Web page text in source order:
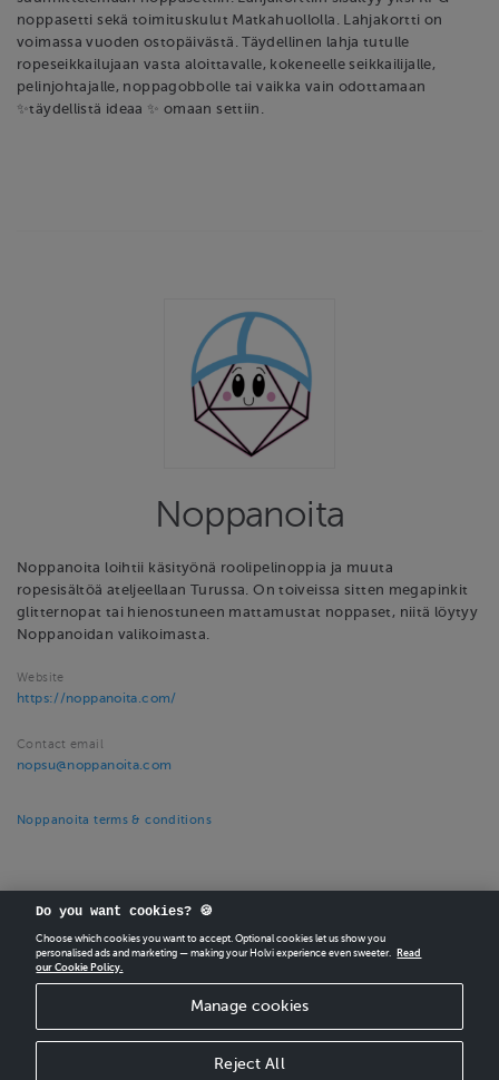
noppasetti sekä toimituskulut Matkahuollolla. Lahjakortti on
voimassa vuoden ostopäivästä. Täydellinen lahja tutulle
ropeseikkailujaan vasta aloittavalle, kokeneelle seikkailijalle,
pelinjohtajalle, noppagobbolle tai vaikka vain odottamaan
✨täydellistä ideaa ✨ omaan settiin.
Noppanoita
Noppanoita loihtii käsityönä roolipelinoppia ja muuta
ropesisältöä ateljeellaan Turussa. On toiveissa sitten megapinkit
glitternopat tai hienostuneen mattamustat noppaset, niitä löytyy
Noppanoidan valikoimasta.
Website
https://noppanoita.com/
Contact email
nopsu@noppanoita.com
Noppanoita terms & conditions
CREATEYOUR OWN HOLVI ONLINE STORE IN MINUTES.
Holvi Payment Services Ltd is regulated by the Financial Supervisory Authority of
Finland as an Authorised Payment Institution with license to operate in the
European Economic Area.
Do you want cookies? 🍪
Choose which cookies you want to accept. Optional cookies let us show you
personalised ads and marketing — making your Holvi experience even sweeter.
Read
our Cookie Policy.
Manage cookies
Reject All